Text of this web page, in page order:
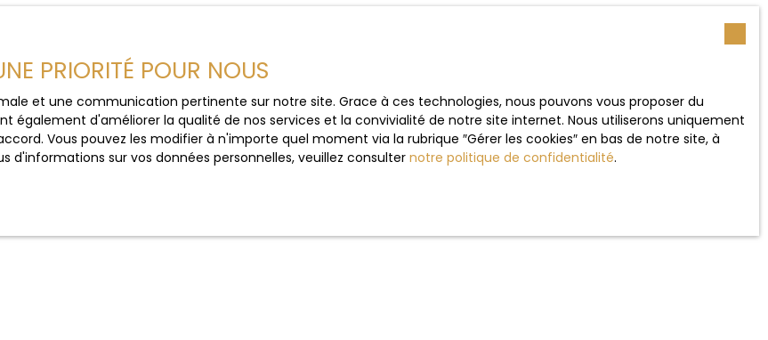
spécificités selon les régions.
agence spécialisée dans le luxe saura évaluer le potentiel et les rendements d'un bien.
sont à prévoir dans ce segment exigeant.
PRIORITÉ POUR NOUS
et une communication pertinente sur notre site. Grace à ces technologies, nous pouvons vous proposer du
d'améliorer la qualité de nos services et la convivialité de notre site internet. Nous utiliserons uniquement
Vous pouvez les modifier à n'importe quel moment via la rubrique ″Gérer les cookies″ en bas de notre site, à
d'informations sur vos données personnelles, veuillez consulternotre politique de confidentialité.